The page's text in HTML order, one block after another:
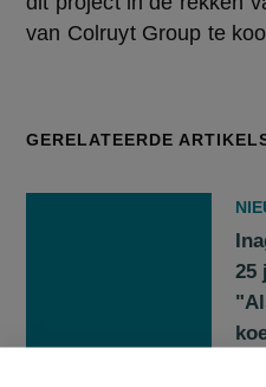
van Colruyt Group te
GERELATEERDE
25